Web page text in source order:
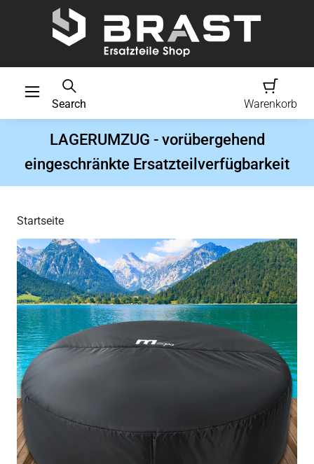
Search Warenkorb
LAGERUMZUG - vorübergehend
eingeschränkte Ersatzteilverfügbarkeit
Startseite